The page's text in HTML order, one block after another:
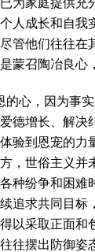
人成长和自我
管他们往往在
蒙召陶冶良心
的心，因为事
德增长、解
验到恩宠的力
，世俗主义并
种纷争和困
追求共同目标
以采取正面和
往摆出防御姿